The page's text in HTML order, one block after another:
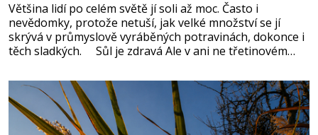
Většina lidí po celém světě jí soli až moc. Často i
nevědomky, protože netuší, jak velké množství se jí
skrývá v průmyslově vyráběných potravinách, dokonce i
těch sladkých. Sůl je zdravá Ale v ani ne třetinovém
základní složky– sodík a chlór – jsou zásadní pro
správné hospodaření